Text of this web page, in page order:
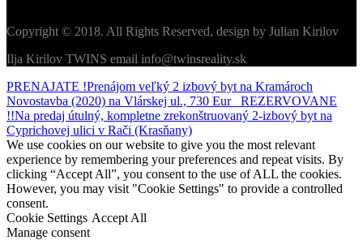
Copyright © 2018. All Rights Reserved, design by Julian Kirilov
Ilja Kirilov TWINS email info@twinsreality.sk
PRENAJATE !Prenájom veľký 2 izbový byt na Kramároch
Novostavba (2020) na Vlárskej ul., 730 Eur
REZERVOVANE
!!Na predaj útulný, kompletne zrekonštruovaný 2-izbový byt na
Cyprichovej ulici v Rači (Krasňany)
We use cookies on our website to give you the most relevant
experience by remembering your preferences and repeat visits. By
clicking “Accept All”, you consent to the use of ALL the cookies.
However, you may visit "Cookie Settings" to provide a controlled
consent.
Cookie Settings Accept All
Manage consent